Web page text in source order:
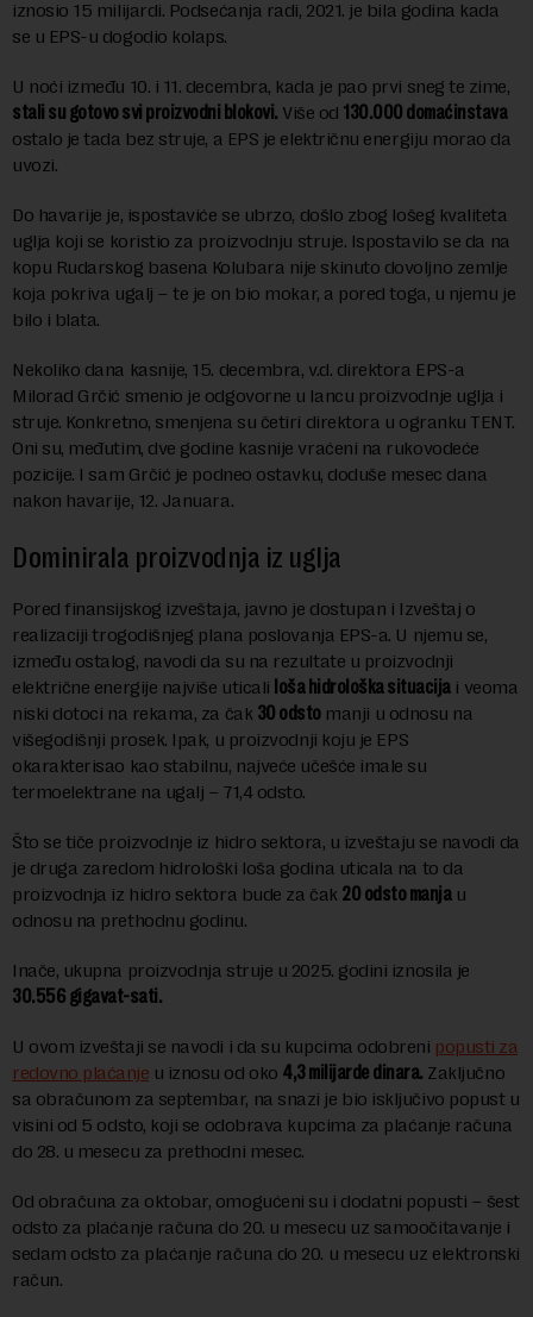
iznosio 15 milijardi. Podsećanja radi, 2021. je bila godina kada
se u EPS-u dogodio kolaps.
U noći između 10. i 11. decembra, kada je pao prvi sneg te zime,
stali su gotovo svi proizvodni blokovi. Više od 130.000 domaćinstava
ostalo je tada bez struje, a EPS je električnu energiju morao da
uvozi.
Do havarije je, ispostaviće se ubrzo, došlo zbog lošeg kvaliteta
uglja koji se koristio za proizvodnju struje. Ispostavilo se da na
kopu Rudarskog basena Kolubara nije skinuto dovoljno zemlje
koja pokriva ugalj – te je on bio mokar, a pored toga, u njemu je
bilo i blata.
Nekoliko dana kasnije, 15. decembra, v.d. direktora EPS-a
Milorad Grčić smenio je odgovorne u lancu proizvodnje uglja i
struje. Konkretno, smenjena su četiri direktora u ogranku TENT.
Oni su, međutim, dve godine kasnije vraćeni na rukovodeće
pozicije. I sam Grčić je podneo ostavku, doduše mesec dana
nakon havarije, 12. Januara.
Dominirala proizvodnja iz uglja
Pored finansijskog izveštaja, javno je dostupan i Izveštaj o
realizaciji trogodišnjeg plana poslovanja EPS-a. U njemu se,
između ostalog, navodi da su na rezultate u proizvodnji
električne energije najviše uticali loša hidrološka situacijai veoma
niski dotoci na rekama, za čak 30 odstomanji u odnosu na
višegodišnji prosek. Ipak, u proizvodnji koju je EPS
okarakterisao kao stabilnu, najveće učešće imale su
termoelektrane na ugalj – 71,4 odsto.
Što se tiče proizvodnje iz hidro sektora, u izveštaju se navodi da
je druga zaredom hidrološki loša godina uticala na to da
proizvodnja iz hidro sektora bude za čak 20 odsto manjau
odnosu na prethodnu godinu.
Inače, ukupna proizvodnja struje u 2025. godini iznosila je
30.556 gigavat-sati.
U ovom izveštaji se navodi i da su kupcima odobreni popusti za
redovno plaćanje u iznosu od oko 4,3 milijarde dinara. Zaključno
sa obračunom za septembar, na snazi je bio isključivo popust u
visini od 5 odsto, koji se odobrava kupcima za plaćanje računa
do 28. u mesecu za prethodni mesec.
Od obračuna za oktobar, omogućeni su i dodatni popusti – šest
odsto za plaćanje računa do 20. u mesecu uz samoočitavanje i
sedam odsto za plaćanje računa do 20. u mesecu uz elektronski
račun.